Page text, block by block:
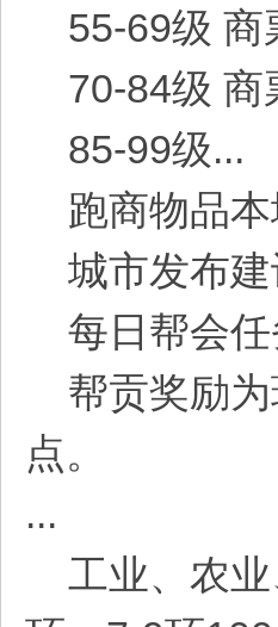
55-69级 商
70-84级 商
85-99级...
跑商物品本
城市发布建
每日帮会任
帮贡奖励为
点。
...
工业、农业